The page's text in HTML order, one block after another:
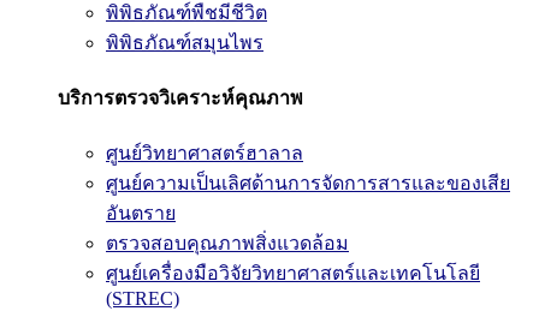
พิพิธภัณฑ์พืชมีชีวิต
พิพิธภัณฑ์สมุนไพร
บริการตรวจวิเคราะห์คุณภาพ
ศูนย์วิทยาศาสตร์ฮาลาล
ศูนย์ความเป็นเลิศด้านการจัดการสารและของเสีย
อันตราย
ตรวจสอบคุณภาพสิ่งแวดล้อม
ศูนย์เครื่องมือวิจัยวิทยาศาสตร์และเทคโนโลยี
(STREC)